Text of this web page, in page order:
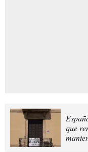
que